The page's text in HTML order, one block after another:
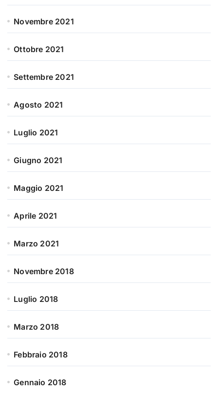
Novembre 2021
Ottobre 2021
Settembre 2021
Agosto 2021
Luglio 2021
Giugno 2021
Maggio 2021
Aprile 2021
Marzo 2021
Novembre 2018
Luglio 2018
Marzo 2018
Febbraio 2018
Gennaio 2018